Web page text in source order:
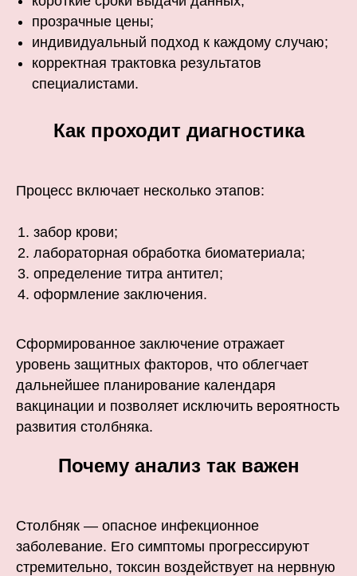
прозрачные цены;
индивидуальный подход к каждому случаю;
корректная трактовка результатов
специалистами.
Как проходит диагностика
Процесс включает несколько этапов:
забор крови;
лабораторная обработка биоматериала;
определение титра антител;
оформление заключения.
Сформированное заключение отражает
уровень защитных факторов, что облегчает
дальнейшее планирование календаря
вакцинации и позволяет исключить вероятность
развития столбняка.
Почему анализ так важен
Столбняк — опасное инфекционное
заболевание. Его симптомы прогрессируют
стремительно, токсин воздействует на нервную